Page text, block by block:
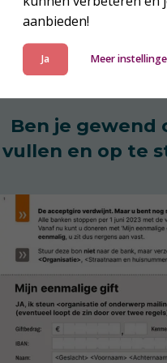
Ben je gewend
vullen en op te
aanbieden!
Ja Meer